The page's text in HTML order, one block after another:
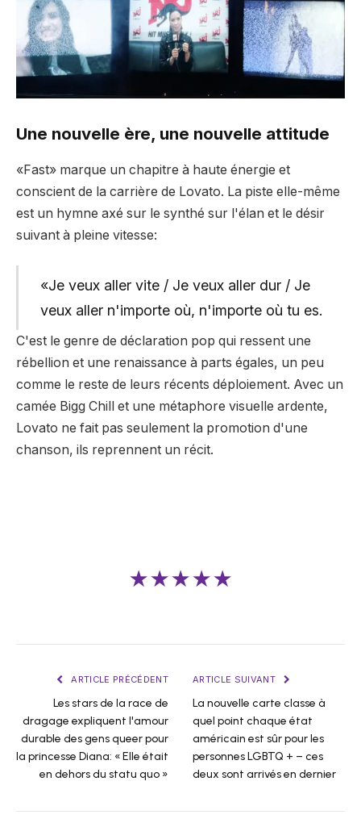
Une nouvelle ère, une nouvelle attitude
«Fast» marque un chapitre à haute énergie et
conscient de la carrière de Lovato. La piste elle-même
est un hymne axé sur le synthé sur l'élan et le désir
suivant à pleine vitesse:
«Je veux aller vite / Je veux aller dur / Je
veux aller n'importe où, n'importe où tu es.
C'est le genre de déclaration pop qui ressent une
rébellion et une renaissance à parts égales, un peu
comme le reste de leurs récents déploiement. Avec un
camée Bigg Chill et une métaphore visuelle ardente,
Lovato ne fait pas seulement la promotion d'une
chanson, ils reprennent un récit.
★★★★★
ARTICLE PRÉCÉDENT
Les stars de la race de
dragage expliquent l'amour
durable des gens queer pour
la princesse Diana: « Elle était
en dehors du statu quo »
ARTICLE SUIVANT
La nouvelle carte classe à
quel point chaque état
américain est sûr pour les
personnes LGBTQ + – ces
deux sont arrivés en dernier